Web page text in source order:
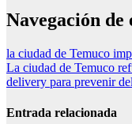
Navegación de
la ciudad de Temuco
La ciudad de Temuco
delivery para prevenir
Entrada relacionada